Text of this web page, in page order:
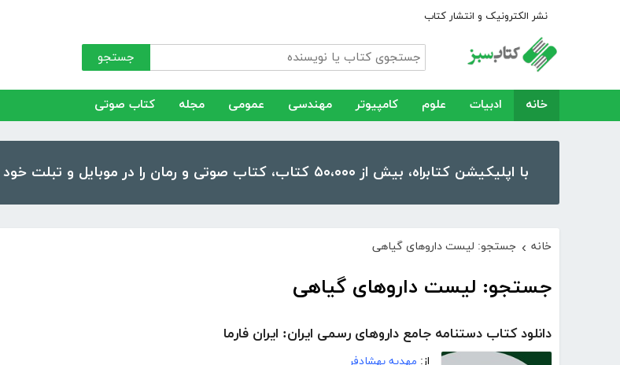
نشر الکترونیک و انتشار کتاب
جستجو
خانه ادبیات علوم کامپیوتر مهندسی عمومی مجله کتاب صوتی
با اپلیکیشن کتابراه، بیش از ۵۰،۰۰۰ کتاب، کتاب صوتی و رمان را در موبایل و تبلت خود داشته باشید!
خانه › جستجو: لیست داروهای گیاهی
جستجو: لیست داروهای گیاهی
دانلود کتاب دستنامه جامع داروهای رسمی ایران: ایران فارما
از: مهدیه بهشادفر